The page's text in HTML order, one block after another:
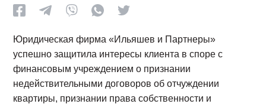
Юридическая фирма «Ильяшев и Партнеры»
успешно защитила интересы клиента в споре с
финансовым учреждением о признании
недействительными договоров об отчуждении
квартиры, признании права собственности и